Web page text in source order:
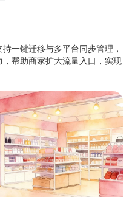
一键迁移与多平台同步管理，
帮助商家扩大流量入口，实现